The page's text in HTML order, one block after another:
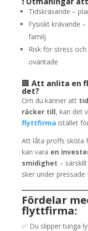
Tidskrävande –
Fysiskt krävande
familj
Risk för stress
oväntade
🏢 Att anlita en
det?
Om du känner att
räcker till, kan det
flyttfirma istället
Att låta proffs sköta
kan vara en
smidighet –
sker under pressade
Fördelar
flyttfirma:
✅ Du slipper tunga